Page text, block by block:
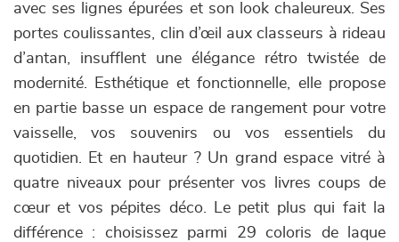
avec ses lignes épurées et son look chaleureux. Ses
portes coulissantes, clin d’œil aux classeurs à rideau
d’antan, insufflent une élégance rétro twistée de
modernité. Esthétique et fonctionnelle, elle propose
en partie basse un espace de rangement pour votre
vaisselle, vos souvenirs ou vos essentiels du
quotidien. Et en hauteur ? Un grand espace vitré à
quatre niveaux pour présenter vos livres coups de
cœur et vos pépites déco. Le petit plus qui fait la
différence : choisissez parmi 29 coloris de laque